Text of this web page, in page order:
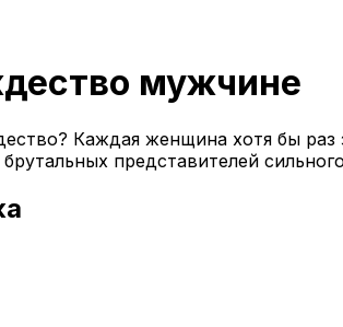
мужчине
Каждая женщина хотя бы
представителей